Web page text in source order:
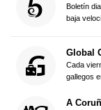
Boletín
baja
Global
Cada
gallegos
A